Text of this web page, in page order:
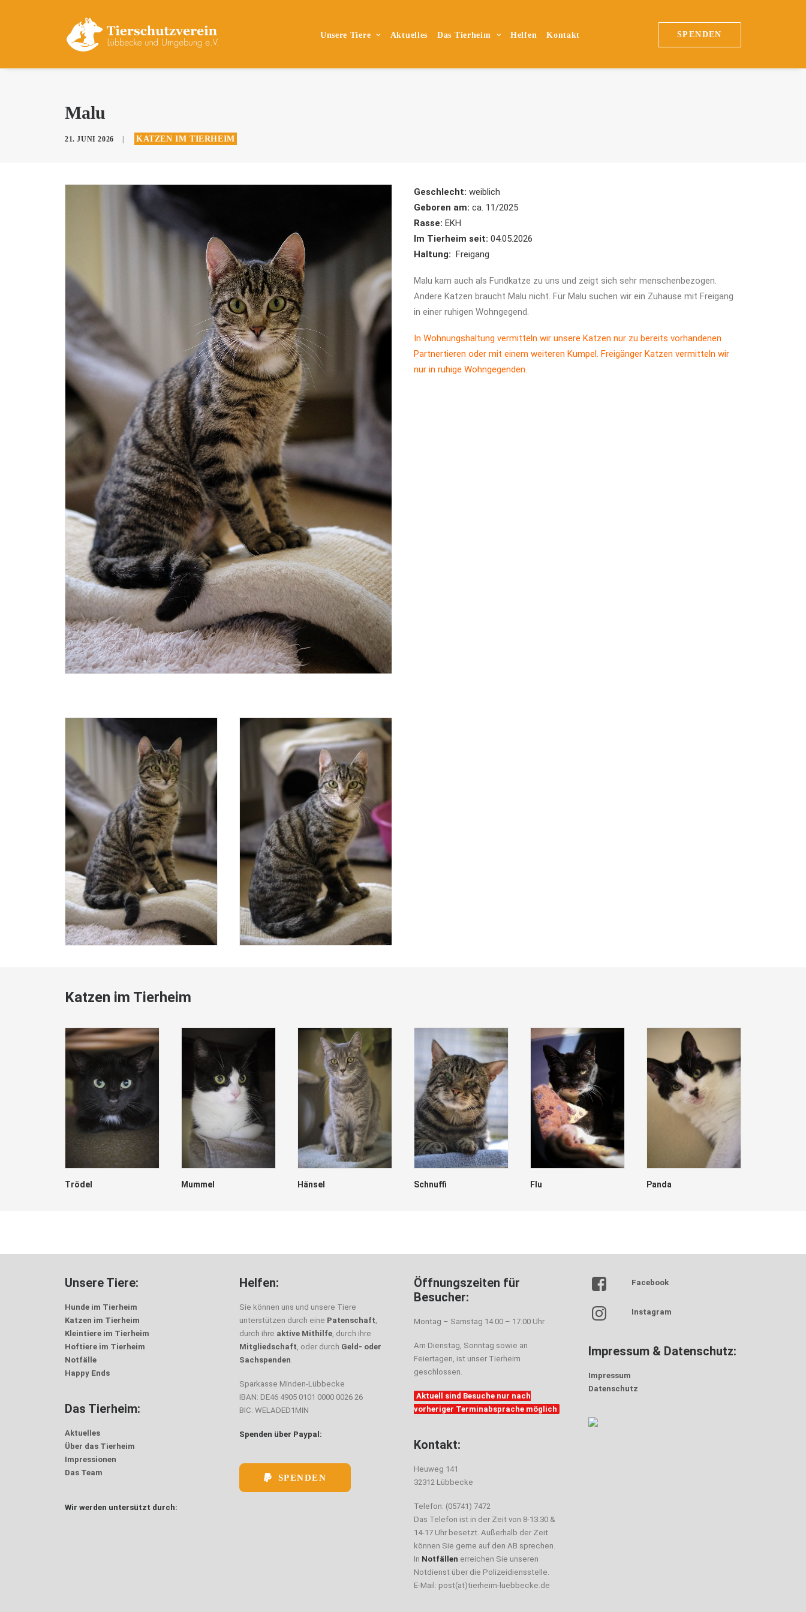
Unsere Tiere Aktuelles Das Tierheim Helfen Kontakt SPENDEN
Malu
21. JUNI 2026 KATZEN IM TIERHEIM
Geschlecht: weiblich
Geboren am: ca. 11/2025
Rasse: EKH
Im Tierheim seit: 04.05.2026
Haltung: Freigang
Malu kam auch als Fundkatze zu uns und zeigt sich sehr menschenbezogen.
Andere Katzen braucht Malu nicht. Für Malu suchen wir ein Zuhause mit Freigang
in einer ruhigen Wohngegend.
In Wohnungshaltung vermitteln wir unsere Katzen nur zu bereits vorhandenen
Partnertieren oder mit einem weiteren Kumpel. Freigänger Katzen vermitteln wir
nur in ruhige Wohngegenden.
Katzen im Tierheim
Trödel Mummel Hänsel Schnuffi Flu Panda
Unsere Tiere:
Hunde im Tierheim
Katzen im Tierheim
Kleintiere im Tierheim
Hoftiere im Tierheim
Notfälle
Happy Ends
Das Tierheim:
Aktuelles
Über das Tierheim
Impressionen
Das Team
Wir werden untersützt durch:
Helfen:
Sie können uns und unsere Tiere
unterstützen durch eine Patenschaft,
durch ihre aktive Mithilfe, durch ihre
Mitgliedschaft, oder durch Geld- oder
Sachspenden.
Sparkasse Minden-Lübbecke
IBAN: DE46 4905 0101 0000 0026 26
BIC: WELADED1MIN
Spenden über Paypal:
SPENDEN
Öffnungszeiten für
Besucher:
Montag – Samstag 14.00 – 17.00 Uhr
Am Dienstag, Sonntag sowie an
Feiertagen, ist unser Tierheim
geschlossen.
Aktuell sind Besuche nur nach
vorheriger Terminabsprache möglich
Kontakt:
Heuweg 141
32312 Lübbecke
Telefon: (05741) 7472
Das Telefon ist in der Zeit von 8-13.30 &
14-17 Uhr besetzt. Außerhalb der Zeit
können Sie gerne auf den AB sprechen.
In Notfällen erreichen Sie unseren
Notdienst über die Polizeidiensstelle.
E-Mail: post(at)tierheim-luebbecke.de
Facebook
Instagram
Impressum & Datenschutz:
Impressum
Datenschutz